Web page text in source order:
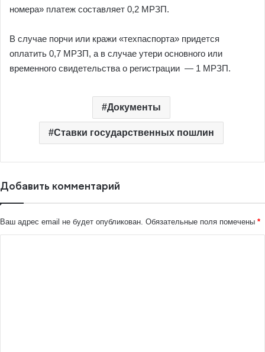
номера» платеж составляет 0,2 МРЗП.
В случае порчи или кражи «техпаспорта» придется
оплатить 0,7 МРЗП, а в случае утери основного или
временного свидетельства о регистрации — 1 МРЗП.
Документы
Ставки государственных пошлин
Добавить комментарий
Ваш адрес email не будет опубликован. Обязательные поля помечены *